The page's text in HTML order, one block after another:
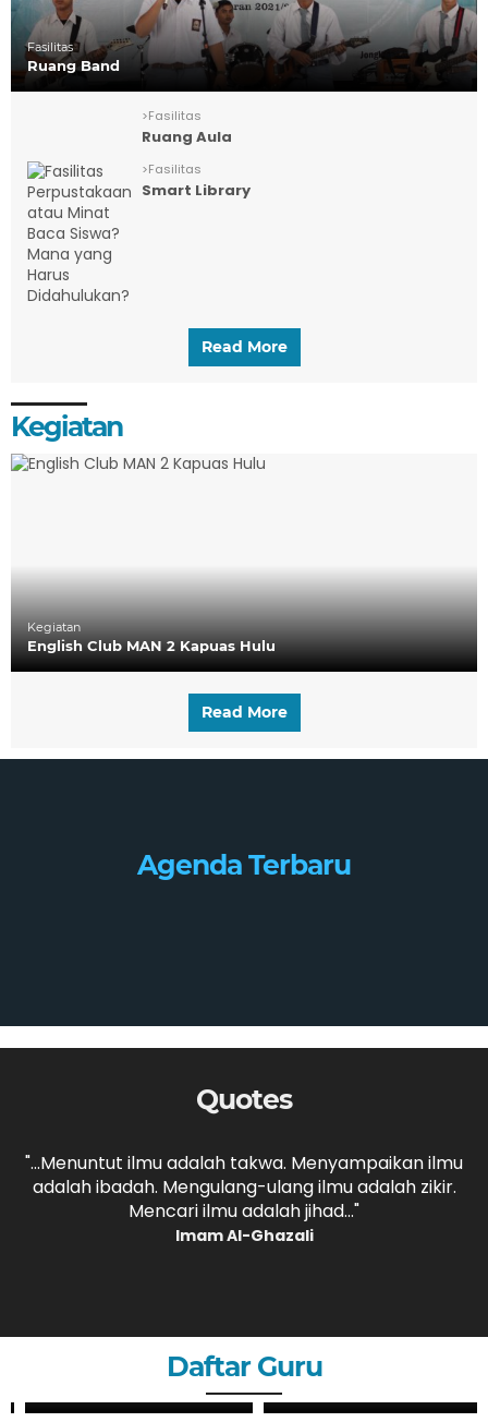
Fasilitas
Ruang Band
>Fasilitas
Ruang Aula
>Fasilitas
Smart Library
Read More
Kegiatan
Kegiatan
English Club MAN 2 Kapuas Hulu
Read More
Agenda Terbaru
Quotes
"...Menuntut ilmu adalah takwa. Menyampaikan ilmu
adalah ibadah. Mengulang-ulang ilmu adalah zikir.
Mencari ilmu adalah jihad..."
Imam Al-Ghazali
Daftar Guru
ZHERY OKTANDI, S.Pd ANDRI MAULANA, S.Pd